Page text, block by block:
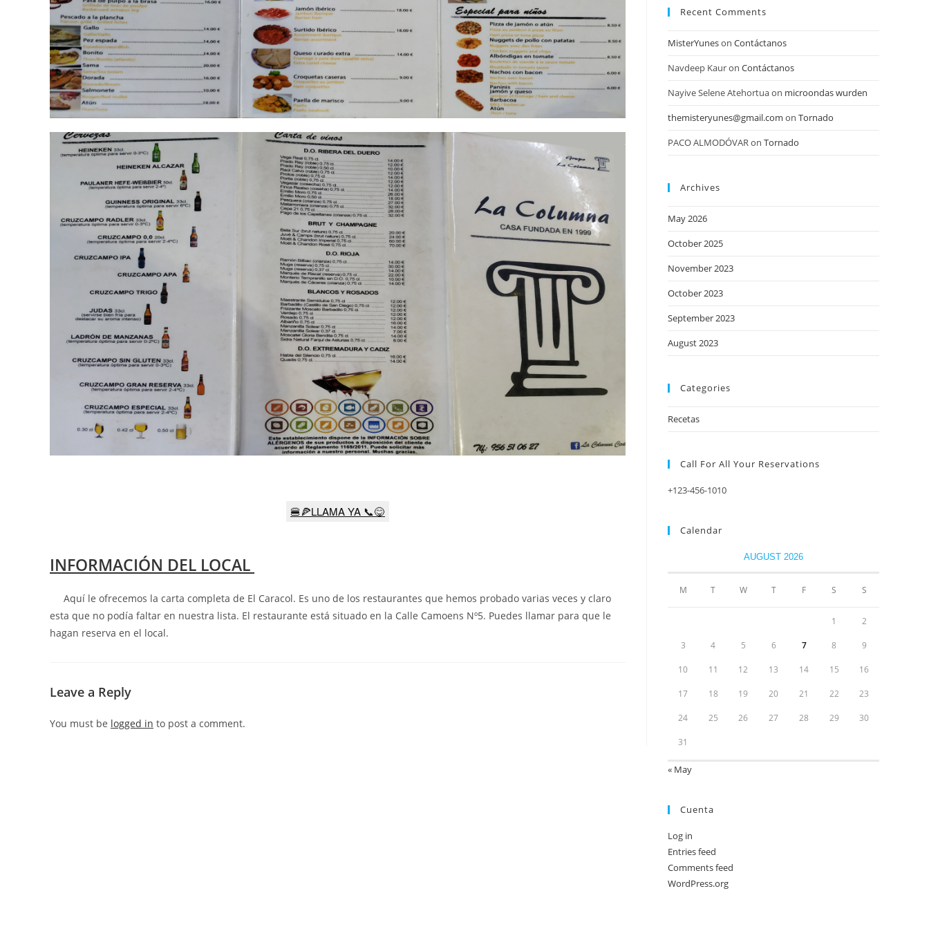
🍔🍕LLAMA YA 📞😋
INFORMACIÓN DEL LOCAL
Aquí le ofrecemos la carta completa de El Caracol. Es uno de los restaurantes que hemos probado varias veces y claro
esta que no podía faltar en nuestra lista. El restaurante está situado en la Calle Camoens Nº5. Puedes llamar para que le
hagan reserva en el local.
Leave a Reply
You must be logged in to post a comment.
Recent Comments
MisterYuneson Contáctanos
Navdeep Kauron Contáctanos
Nayive Selene Atehortuaon microondas wurden
themisteryunes@gmail.com on Tornado
PACO ALMODÓVARon Tornado
Archives
May 2026
October 2025
November 2023
October 2023
September 2023
August 2023
Categories
Recetas
Call For All Your​ Reservations
+123-456-1010
Calendar
AUGUST 2026
M T W T F S S
1 2
3 4 5 6 7 8 9
10 11 12 13 14 15 16
17 18 19 20 21 22 23
24 25 26 27 28 29 30
31
« May
Cuenta
Log in
Entries feed
Comments feed
WordPress.org